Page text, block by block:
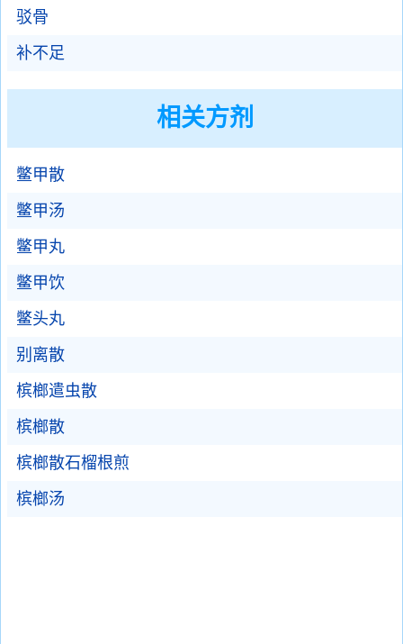
驳骨
补不足
相关方剂
鳖甲散
鳖甲汤
鳖甲丸
鳖甲饮
鳖头丸
别离散
槟榔遣虫散
槟榔散
槟榔散石榴根煎
槟榔汤